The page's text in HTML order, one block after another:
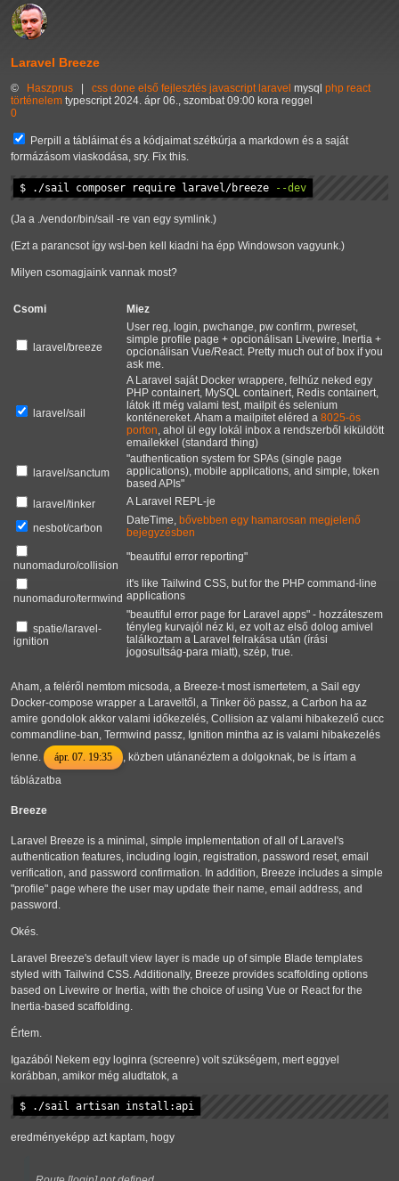
Laravel Breeze
© Haszprus css done első fejlesztés javascript laravel mysql php react
történelem typescript 2024. ápr 06., szombat 09:00 kora reggel
0
Perpill a tábláimat és a kódjaimat szétkúrja a markdown és a saját
formázásom viaskodása, sry. Fix this.
$ ./sail composer require laravel/breeze --dev
(Ja a ./vendor/bin/sail -re van egy symlink.)
(Ezt a parancsot így wsl-ben kell kiadni ha épp Windowson vagyunk.)
Milyen csomagjaink vannak most?
Csomi Miez
laravel/breeze
User reg, login, pwchange, pw confirm, pwreset,
simple profile page + opcionálisan Livewire, Inertia +
opcionálisan Vue/React. Pretty much out of box if you
ask me.
laravel/sail
A Laravel saját Docker wrappere, felhúz neked egy
PHP containert, MySQL containert, Redis containert,
látok itt még valami test, mailpit és selenium
konténereket. Aham a mailpitet eléred a 8025-ös
porton , ahol ül egy lokál inbox a rendszerből kiküldött
emailekkel (standard thing)
laravel/sanctum
"authentication system for SPAs (single page
applications), mobile applications, and simple, token
based APIs"
laravel/tinker
A Laravel REPL-je
nesbot/carbon
DateTime, bővebben egy hamarosan megjelenő
bejegyzésben
nunomaduro/collision
"beautiful error reporting"
nunomaduro/termwind
it's like Tailwind CSS, but for the PHP command-line
applications
spatie/laravel-
ignition
"beautiful error page for Laravel apps" - hozzáteszem
tényleg kurvajól néz ki, ez volt az első dolog amivel
találkoztam a Laravel felrakása után (írási
jogosultság-para miatt), szép, true.
Aham, a feléről nemtom micsoda, a Breeze-t most ismertetem, a Sail egy
Docker-compose wrapper a Laraveltől, a Tinker öö passz, a Carbon ha az
amire gondolok akkor valami időkezelés, Collision az valami hibakezelő cucc
commandline-ban, Termwind passz, Ignition mintha az is valami hibakezelés
lenne.
ápr. 07. 19:35
, közben utánanéztem a dolgoknak, be is írtam a
táblázatba
Breeze
Laravel Breeze is a minimal, simple implementation of all of Laravel's
authentication features, including login, registration, password reset, email
verification, and password confirmation. In addition, Breeze includes a simple
"profile" page where the user may update their name, email address, and
password.
Okés.
Laravel Breeze's default view layer is made up of simple Blade templates
styled with Tailwind CSS. Additionally, Breeze provides scaffolding options
based on Livewire or Inertia, with the choice of using Vue or React for the
Inertia-based scaffolding.
Értem.
Igazából Nekem egy loginra (screenre) volt szükségem, mert eggyel
korábban, amikor még aludtatok, a
$ ./sail artisan install:api
eredményeképp azt kaptam, hogy